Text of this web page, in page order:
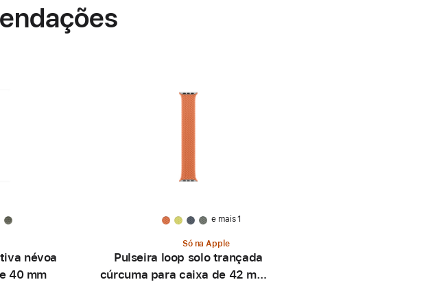
névoa
40 mm
e mais 1
Só na Apple
Pulseira loop solo trançada
cúrcuma para caixa de 42 mm –